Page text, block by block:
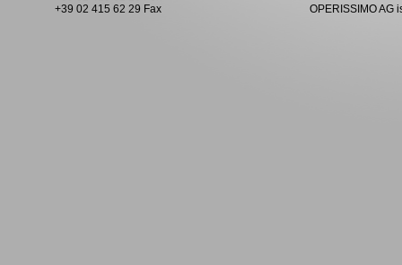
+39 02 415 62 29 Fax
OPERISSIMO AG